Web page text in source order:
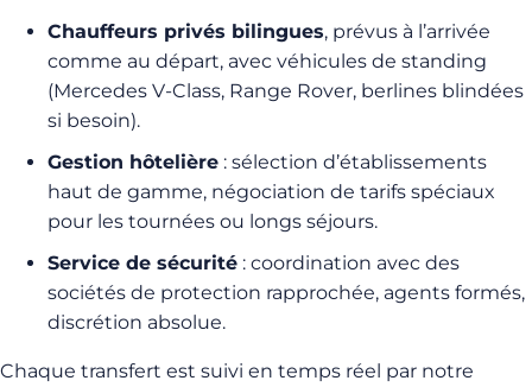
Chauffeurs privés bilingues, prévus à l’arrivée
comme au départ, avec véhicules de standing
(Mercedes V-Class, Range Rover, berlines blindées
si besoin).
Gestion hôtelière : sélection d’établissements
haut de gamme, négociation de tarifs spéciaux
pour les tournées ou longs séjours.
Service de sécurité : coordination avec des
sociétés de protection rapprochée, agents formés,
discrétion absolue.
Chaque transfert est suivi en temps réel par notre